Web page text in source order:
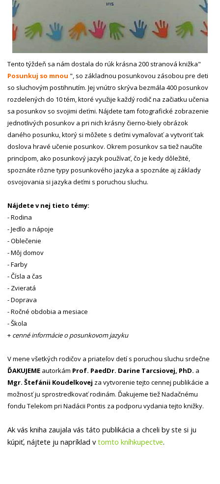
Tento týždeň sa nám dostala do rúk krásna 200 stranová knižka"
Posunkuj so mnou ", so základnou posunkovou zásobou pre deti
so sluchovým postihnutím. Jej vnútro skrýva bezmála 400 posunkov
rozdelených do 10 tém, ktoré využije každý rodič na začiatku učenia
sa posunkov so svojimi deťmi. Nájdete tam fotografické zobrazenie
jednotlivých posunkov a pri nich krásny čierno-biely obrázok
daného posunku, ktorý si môžete s deťmi vymaľovať a vytvoriť tak
doslova hravé učenie posunkov. Okrem posunkov sa tiež naučíte
princípom, ako posunkový jazyk používať, čo je kedy dôležité,
spoznáte rôzne typy posunkového jazyka a spoznáte aj základy
osvojovania si jazyka deťmi s poruchou sluchu.
Nájdete v nej tieto témy:
- Rodina
- Jedlo a nápoje
- Oblečenie
- Môj domov
- Farby
- Čísla a čas
- Zvieratá
- Doprava
- Ročné obdobia a mesiace
- Škola
+ cenné informácie o posunkovom jazyku
V mene všetkých rodičov a priateľov detí s poruchou sluchu srdečne
ĎAKUJEME autorkám Prof. PaedDr. Darine Tarcsiovej, PhD. a
Mgr. Štefánii Koudelkovej za vytvorenie tejto cennej publikácie a
možnosť ju sprostredkovať rodinám. Ďakujeme tiež Nadačnému
fondu Telekom pri Nadácii Pontis za podporu vydania tejto knižky.
Ak vás kniha zaujala vás táto publikácia a chceli by ste si ju
kúpiť, nájtete ju napríklad vtomto kníhkupectve.